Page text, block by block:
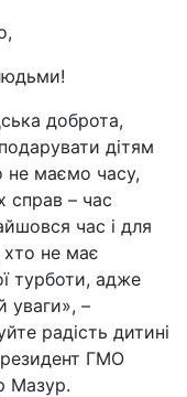
доброта,
дітям
маємо часу,
справ – час
час і для
хто не має
турботи, адже
уваги», –
радість дитині
ГМО
Мазур.